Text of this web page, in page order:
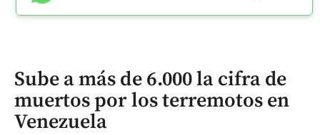
Sube a más de 6.000 la cifra de
muertos por los terremotos en
Venezuela